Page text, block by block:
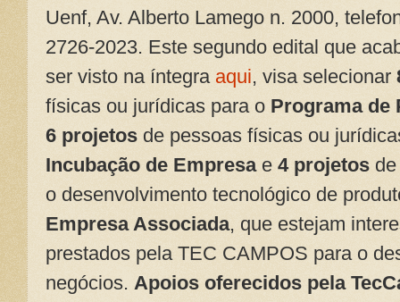
Uenf, Av. Alberto Lamego n. 2000,
2726-2023. Este segundo edital que
ser visto na íntegra aqui, visa selecionar
físicas ou jurídicas para o Programa de
6 projetos de pessoas físicas ou
Incubação de Empresa e 4 projetos
o desenvolvimento tecnológico de
Empresa Associada, que estejam
prestados pela TEC CAMPOS para o
negócios. Apoios oferecidos pela